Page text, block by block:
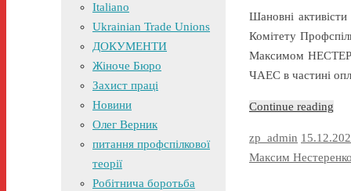
Шановні
Комітету
Максимом
ЧАЕС в частині
Continue reading
zp_admin
Максим
Italiano
Ukrainian Trade Unions
ДОКУМЕНТИ
Жіноче Бюро
Захист праці
Новини
Олег Верник
питання профспілкової
теорії
Робітнича боротьба